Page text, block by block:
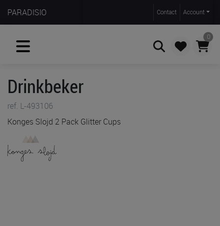
PARADISIO Contact Account
0
Drinkbeker
ref. L-493106
Konges Slojd 2 Pack Glitter Cups